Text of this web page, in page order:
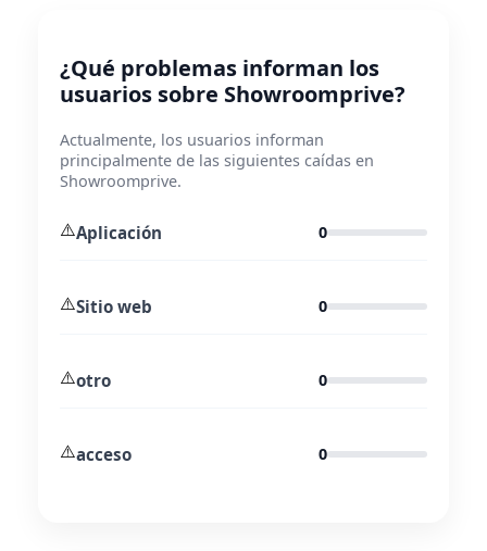
¿Qué problemas informan los
usuarios sobre Showroomprive?
Actualmente, los usuarios informan
principalmente de las siguientes caídas en
Showroomprive.
⚠️Aplicación 0
⚠️Sitio web 0
⚠️otro 0
⚠️acceso 0